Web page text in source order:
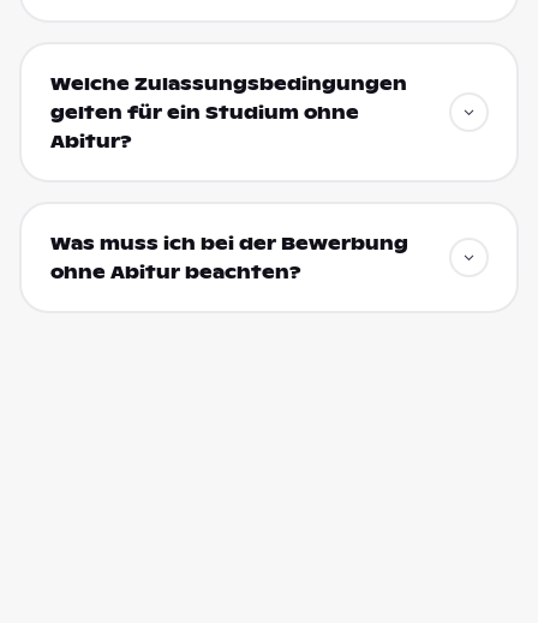
Welche Zulassungsbedingungen
gelten für ein Studium ohne
Abitur?
Was muss ich bei der Bewerbung
ohne Abitur beachten?